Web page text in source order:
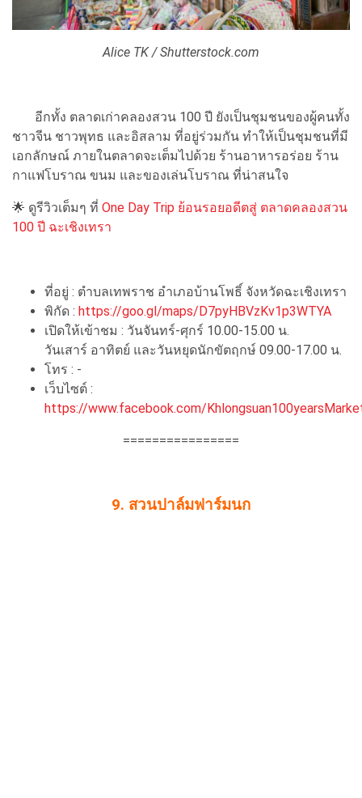
Alice TK / Shutterstock.com
อีกทั้ง ตลาดเก่าคลองสวน 100 ปี ยังเป็นชุมชนของผู้คนทั้ง
ชาวจีน ชาวพุทธ และอิสลาม ที่อยู่ร่วมกัน ทำให้เป็นชุมชนที่มี
เอกลักษณ์ ภายในตลาดจะเต็มไปด้วย ร้านอาหารอร่อย ร้าน
กาแฟโบราณ ขนม และของเล่นโบราณ ที่น่าสนใจ
🌟 ดูรีวิวเต็มๆ ที่ One Day Trip ย้อนรอยอดีตสู่ ตลาดคลองสวน
100 ปี ฉะเชิงเทรา
ที่อยู่ : ตำบลเทพราช อำเภอบ้านโพธิ์ จังหวัดฉะเชิงเทรา
พิกัด : https://goo.gl/maps/D7pyHBVzKv1p3WTYA
เปิดให้เข้าชม : วันจันทร์-ศุกร์ 10.00-15.00 น.
วันเสาร์ อาทิตย์ และวันหยุดนักขัตฤกษ์ 09.00-17.00 น.
โทร : -
เว็บไซต์ :
https://www.facebook.com/
================
9. สวนปาล์มฟาร์มนก